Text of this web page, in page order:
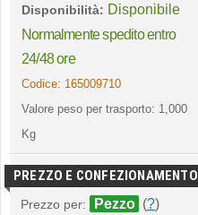
Disponibilità: Disponibile
Normalmente spedito entro
24/48 ore
Codice: 165009710
Valore peso per trasporto: 1,000
Kg
PREZZO E CONFEZIONAMENTO
Prezzo per: Pezzo (?)